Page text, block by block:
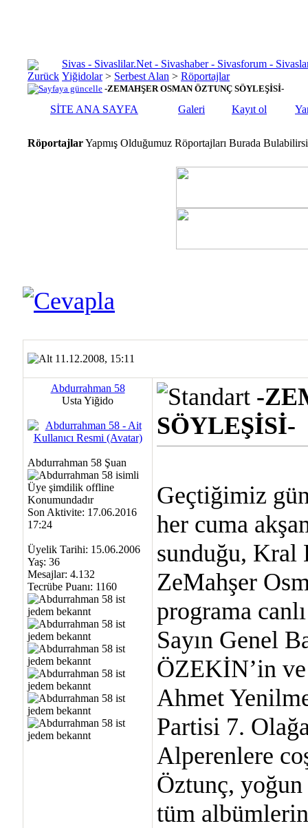
Sivas - Sivaslilar.Net - Sivashaber - Sivasforum -
Yiğidolar > Serbest Alan > Röportajlar
-ZEMAHŞER OSMAN ÖZTUNÇ SÖYLEŞİSİ-
SİTE ANA SAYFA Galeri Kayıt ol
RöportajlarYapmış Olduğumuz Röportajları Burada
11.12.2008, 15:11
Abdurrahman 58
Usta Yiğido
Abdurrahman 58 Şuan
Son Aktivite: 17.06.2016
17:24
Üyelik Tarihi: 15.06.2006
Yaş: 36
Mesajlar: 4.132
Tecrübe Puanı: 1160
-
SÖYLEŞİSİ-
Geçtiğimiz
her cuma
sunduğu, Kral
ZeMahşer
programa
Sayın Genel
ÖZEKİN’in ve
Ahmet
Partisi 7.
Alperenlere
Öztunç, yoğun
tüm